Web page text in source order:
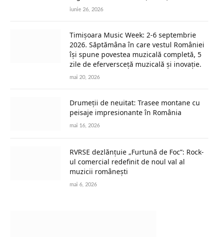
iunie 26, 2026
Timișoara Music Week: 2-6 septembrie
2026. Săptămâna în care vestul României
își spune povestea muzicală completă, 5
zile de eferversceță muzicală și inovație.
mai 20, 2026
Drumeții de neuitat: Trasee montane cu
peisaje impresionante în România
mai 16, 2026
RVRSE dezlănțuie „Furtună de Foc”: Rock-
ul comercial redefinit de noul val al
muzicii românești
mai 6, 2026